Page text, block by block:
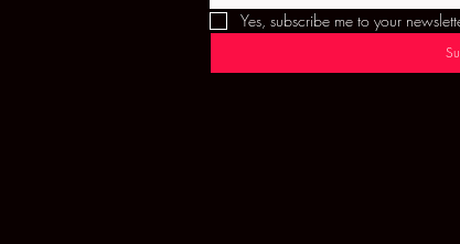
Yes, subscribe me to your